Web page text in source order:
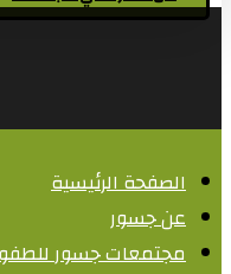
الصفحة الرئيسية
عن جسور
مجتمعات جسور